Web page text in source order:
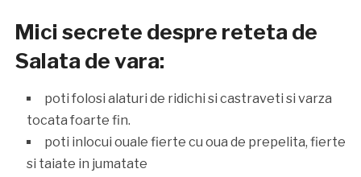
Mici secrete despre reteta de
Salata de vara:
poti folosi alaturi de ridichi si castraveti si varza
tocata foarte fin.
poti inlocui ouale fierte cu oua de prepelita, fierte
si taiate in jumatate